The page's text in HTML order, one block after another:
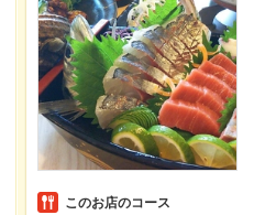
このお店のコース